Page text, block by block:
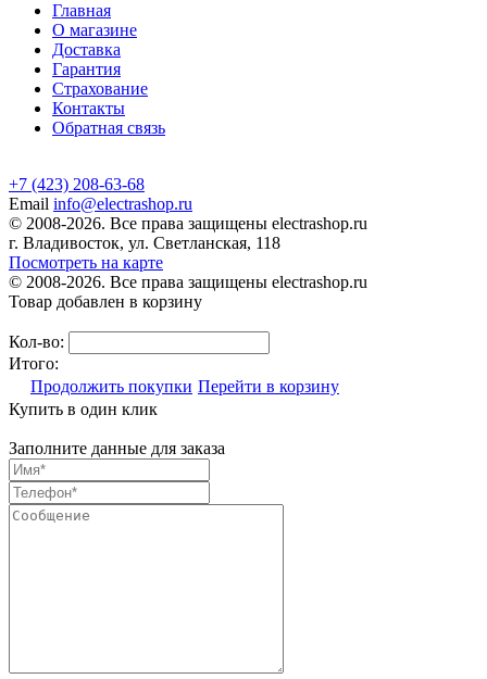
Главная
О магазине
Доставка
Гарантия
Страхование
Контакты
Обратная связь
+7 (423) 208-63-68
Email info@electrashop.ru
© 2008-2026. Все права защищены electrashop.ru
г. Владивосток, ул. Светланская, 118
Посмотреть на карте
© 2008-2026. Все права защищены electrashop.ru
Товар добавлен в корзину
Кол-во:
Итого:
Продолжить покупки Перейти в корзину
Купить в один клик
Заполните данные для заказа